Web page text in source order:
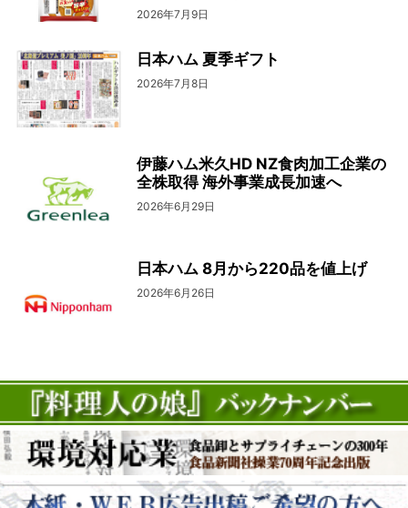
2026年7月9日
日本ハム 夏季ギフト
2026年7月8日
伊藤ハム米久HD NZ食肉加工企業の
全株取得 海外事業成長加速へ
2026年6月29日
日本ハム 8月から220品を値上げ
2026年6月26日